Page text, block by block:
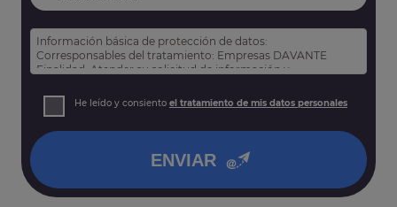
Información básica de protección de datos:
Corresponsables del tratamiento: Empresas DAVANTE
Finalidad: Atender su solicitud de información y
Derechos: Puede acceder, rectificar y suprimir sus datos,
así como otros derechos tal y como se explica en nuestra
He leído y consiento el tratamiento de mis datos personales
ENVIAR